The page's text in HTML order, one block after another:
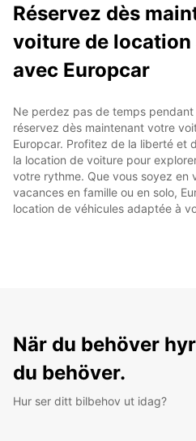
Réservez dès
voiture de location
avec Europcar
Ne perdez pas de temps
réservez dès maintenant votre
Europcar. Profitez de la liberté et
la location de voiture pour
votre rythme. Que vous soyez en
vacances en famille ou en solo,
location de véhicules adaptée à
När du behöver
du behöver.
Hur ser ditt bilbehov ut idag?